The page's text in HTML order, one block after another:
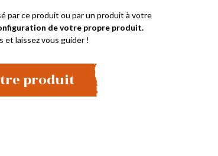
par ce produit ou par un produit à votre
de votre propre produit.
et laissez vous guider !
produit